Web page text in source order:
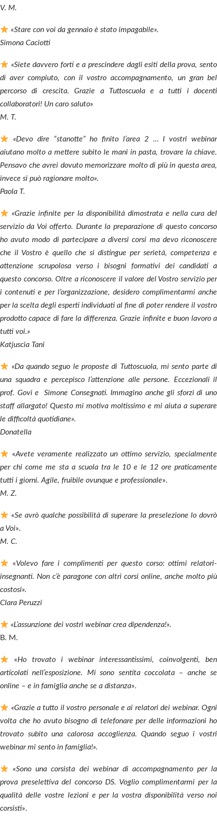
V. M.
«Stare con voi da gennaio è stato impagabile».
Simona Caciotti
«Siete davvero forti e a prescindere dagli esiti della prova, sento
di aver compiuto, con il vostro accompagnamento, un gran bel
percorso di crescita. Grazie a Tuttoscuola e a tutti i docenti
collaboratori! Un caro saluto»
M. T.
«Devo dire “stanotte” ho finito l’area 2 … I vostri webinar
aiutano molto a mettere subito le mani in pasta, trovare la chiave.
Pensavo che avrei dovuto memorizzare molto di più in questa area,
invece si può ragionare molto».
Paola T.
«Grazie infinite per la disponibilità dimostrata e nella cura del
servizio da Voi offerto. Durante la preparazione di questo concorso
ho avuto modo di partecipare a diversi corsi ma devo riconoscere
che il Vostro è quello che si distingue per serietà, competenza e
attenzione scrupolosa verso i bisogni formativi dei candidati a
questo concorso. Oltre a riconoscere il valore del Vostro servizio per
i contenuti e per l’organizzazione, desidero complimentarmi anche
per la scelta degli esperti individuati al fine di poter rendere il vostro
prodotto capace di fare la differenza. Grazie infinite e buon lavoro a
tutti voi.»
Katjuscia Tani
«Da quando seguo le proposte di Tuttoscuola, mi sento parte di
una squadra e percepisco l’attenzione alle persone. Eccezionali il
prof. Govi e Simone Consegnati. Immagino anche gli sforzi di uno
staff allargato! Questo mi motiva moltissimo e mi aiuta a superare
le difficoltà quotidiane».
Donatella
«Avete veramente realizzato un ottimo servizio, specialmente
per chi come me sta a scuola tra le 10 e le 12 ore praticamente
tutti i giorni. Agile, fruibile ovunque e professionale».
M. Z.
«Se avrò qualche possibilità di superare la preselezione lo dovrò
a Voi».
M. C.
«Volevo fare i complimenti per questo corso: ottimi relatori-
insegnanti. Non c’è paragone con altri corsi online, anche molto più
costosi».
Clara Peruzzi
«L’assunzione dei vostri webinar crea dipendenza!».
B. M.
«Ho trovato i webinar interessantissimi, coinvolgenti, ben
articolati nell’esposizione. Mi sono sentita coccolata – anche se
online – e in famiglia anche se a distanza».
«Grazie a tutto il vostro personale e ai relatori dei webinar. Ogni
volta che ho avuto bisogno di telefonare per delle informazioni ho
trovato subito una calorosa accoglienza. Quando seguo i vostri
webinar mi sento in famiglia!».
«Sono una corsista dei webinar di accompagnamento per la
prova preselettiva del concorso DS. Voglio complimentarmi per la
qualità delle vostre lezioni e per la vostra disponibilità verso noi
corsisti».